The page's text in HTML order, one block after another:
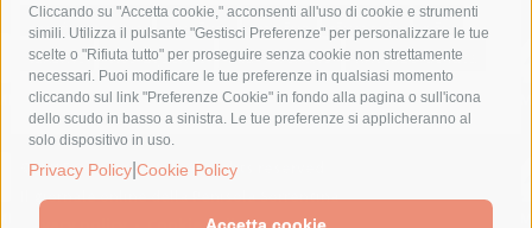
Cliccando su "Accetta cookie," acconsenti all'uso di cookie e strumenti
simili. Utilizza il pulsante "Gestisci Preferenze" per personalizzare le tue
scelte o "Rifiuta tutto" per proseguire senza cookie non strettamente
necessari. Puoi modificare le tue preferenze in qualsiasi momento
cliccando sul link "Preferenze Cookie" in fondo alla pagina o sull'icona
dello scudo in basso a sinistra. Le tue preferenze si applicheranno al
solo dispositivo in uso.
Privacy Policy Cookie Policy
Accetta cookie
sindaco cuomo
sorrento studenti temporali
treni
turismo
Vico Equense villa fiorentino vincenzo de luca
© 2015 SorrentoPress. All rights reserved.
Il giornale online della Penisola Sorrentina